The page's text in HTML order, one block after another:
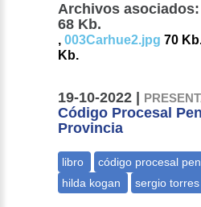
Archivos asociados:
68 Kb.
,003Carhue2.jpg 70
Kb.
19-10-2022 |
Código Procesal
Provincia